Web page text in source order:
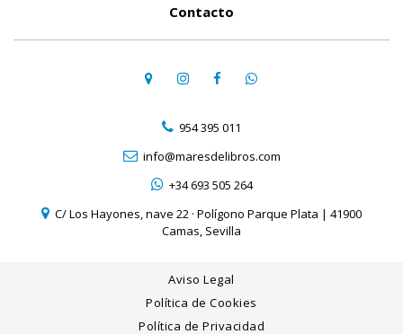
Contacto
954 395 011
info@maresdelibros.com
+34 693 505 264
C/ Los Hayones, nave 22 · Polígono Parque Plata | 41900
Camas, Sevilla
Aviso Legal
Política de Cookies
Política de Privacidad